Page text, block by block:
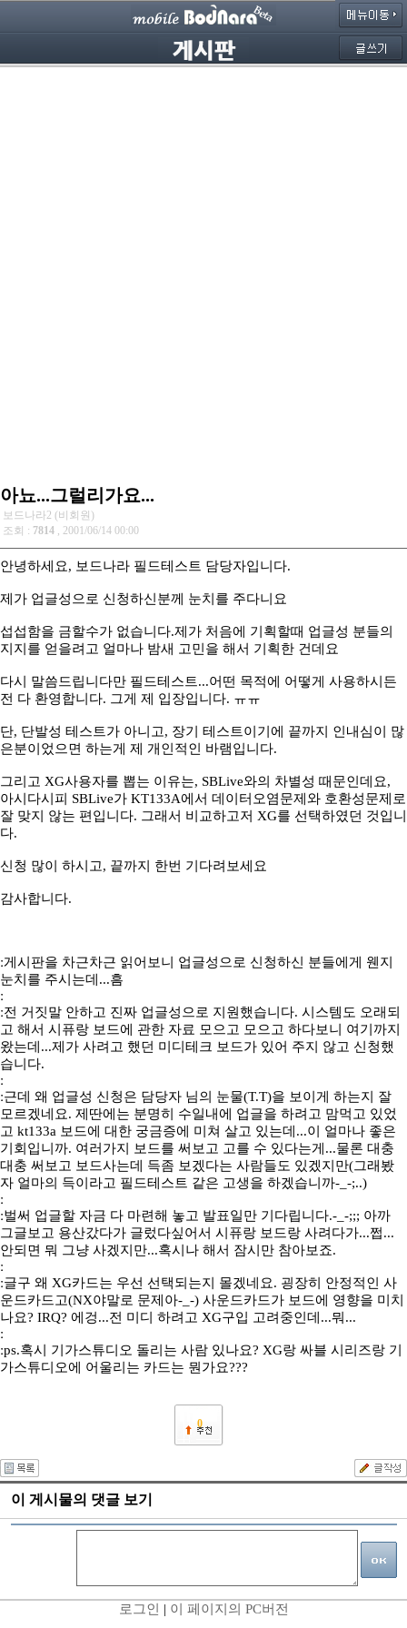
아뇨...그럴리가요...
보드나라2 (비회원)
조회 : 7814 , 2001/06/14 00:00
안녕하세요, 보드나라 필드테스트 담당자입니다.
제가 업글성으로 신청하신분께 눈치를 주다니요
섭섭함을 금할수가 없습니다.제가 처음에 기획할때 업글성 분들의
지지를 얻을려고 얼마나 밤새 고민을 해서 기획한 건데요
다시 말씀드립니다만 필드테스트...어떤 목적에 어떻게 사용하시든
전 다 환영합니다. 그게 제 입장입니다. ㅠㅠ
단, 단발성 테스트가 아니고, 장기 테스트이기에 끝까지 인내심이 많
은분이었으면 하는게 제 개인적인 바램입니다.
그리고 XG사용자를 뽑는 이유는, SBLive와의 차별성 때문인데요,
아시다시피 SBLive가 KT133A에서 데이터오염문제와 호환성문제로
잘 맞지 않는 편입니다. 그래서 비교하고저 XG를 선택하였던 것입니
다.
신청 많이 하시고, 끝까지 한번 기다려보세요
감사합니다.
ː게시판을 차근차근 읽어보니 업글성으로 신청하신 분들에게 웬지
눈치를 주시는데...흠
ː
ː전 거짓말 안하고 진짜 업글성으로 지원했습니다. 시스템도 오래되
고 해서 시퓨랑 보드에 관한 자료 모으고 모으고 하다보니 여기까지
왔는데...제가 사려고 했던 미디테크 보드가 있어 주지 않고 신청했
습니다.
ː
ː근데 왜 업글성 신청은 담당자 님의 눈물(T.T)을 보이게 하는지 잘
모르겠네요. 제딴에는 분명히 수일내에 업글을 하려고 맘먹고 있었
고 kt133a 보드에 대한 궁금증에 미쳐 살고 있는데...이 얼마나 좋은
기회입니까. 여러가지 보드를 써보고 고를 수 있다는게...물론 대충
대충 써보고 보드사는데 득좀 보겠다는 사람들도 있겠지만(그래봤
자 얼마의 득이라고 필드테스트 같은 고생을 하겠습니까-_-;..)
ː
ː벌써 업글할 자금 다 마련해 놓고 발표일만 기다립니다.-_-;;; 아까
그글보고 용산갔다가 글렀다싶어서 시퓨랑 보드랑 사려다가...쩝...
안되면 뭐 그냥 사겠지만...혹시나 해서 잠시만 참아보죠.
ː
ː글구 왜 XG카드는 우선 선택되는지 몰겠네요. 굉장히 안정적인 사
운드카드고(NX야말로 문제아-_-) 사운드카드가 보드에 영향을 미치
나요? IRQ? 에겅...전 미디 하려고 XG구입 고려중인데...뭐...
ː
ːps.혹시 기가스튜디오 돌리는 사람 있나요? XG랑 싸블 시리즈랑 기
가스튜디오에 어울리는 카드는 뭔가요???
0
이 게시물의 댓글 보기
로그인 | 이 페이지의 PC버전